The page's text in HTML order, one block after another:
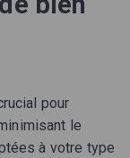
pour
le
à votre type